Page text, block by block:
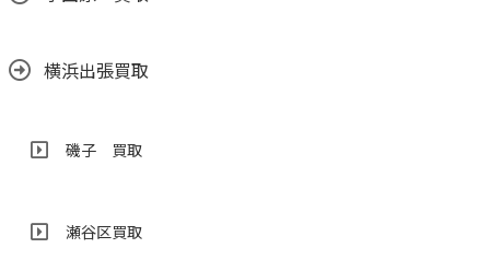
横浜出張買取
磯子 買取
瀬谷区買取